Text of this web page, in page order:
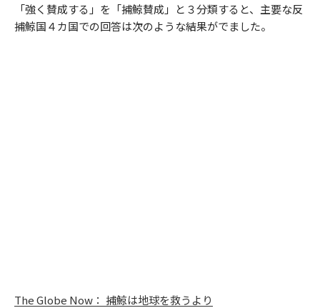
「強く賛成する」を「捕鯨賛成」と３分類すると、主要な反
捕鯨国４カ国での回答は次のような結果がでました。
The Globe Now： 捕鯨は地球を救うより